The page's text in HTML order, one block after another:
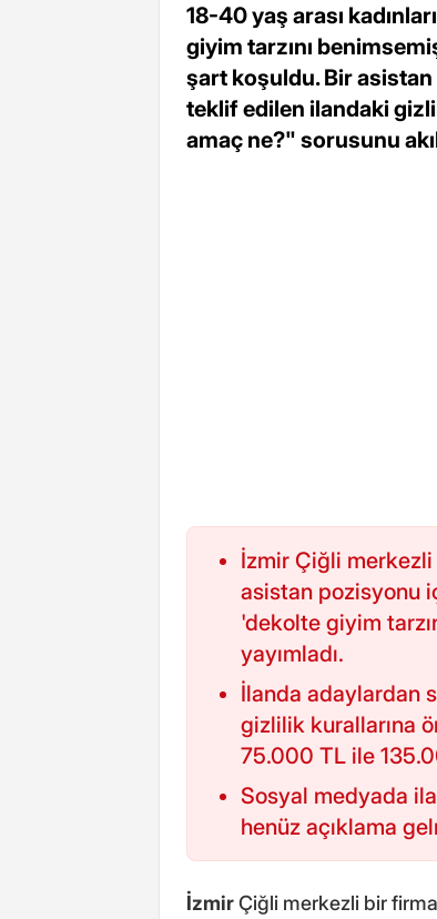
18-40 yaş arası
giyim tarzını
şart koşuldu. Bir
teklif edilen ilandaki
amaç ne?" sorusunu
İzmir Çiğli
asistan pozisyonu
'dekolte giyim
yayımladı.
İlanda adaylardan
gizlilik kurallarına
75.000 TL ile
Sosyal medyada
henüz açıklama
İzmirÇiğli merkezli bir